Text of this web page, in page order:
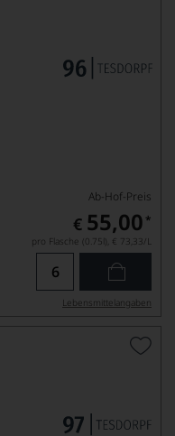
Ab-Hof-Preis
€ 55,00 *
pro Flasche (0.75l), € 73,33/L
Lebensmittel­angaben